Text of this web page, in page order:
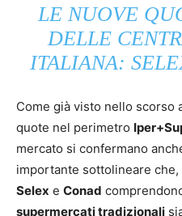
LE NUOVE
DELLE
ITALIANA:
Come già visto nello scorso
quote nel perimetro
mercato si confermano
importante sottolineare
Selex e Conad
supermercati tradizionali